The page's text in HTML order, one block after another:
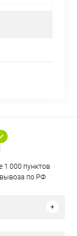
1 000 пунктов
по РФ